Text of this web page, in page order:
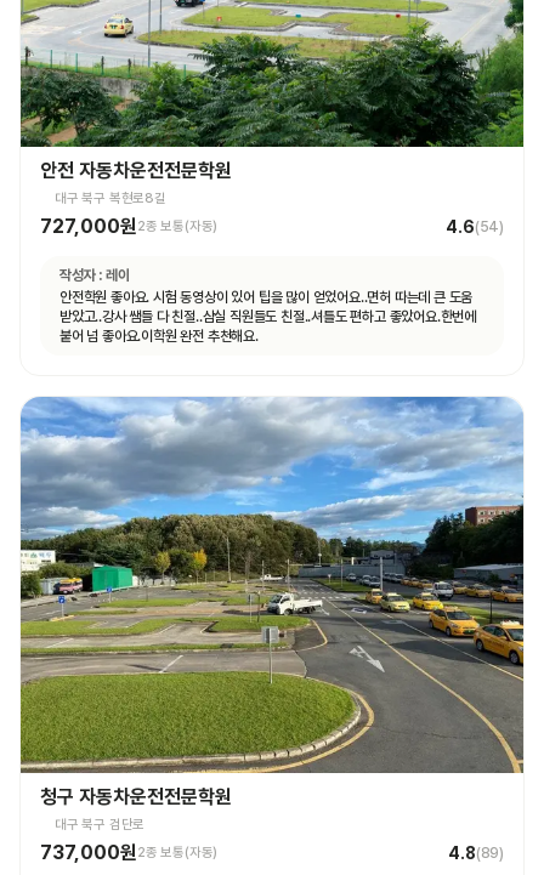
안전 자동차운전전문학원
대구 북구 복현로8길
727,000원 2종 보통(자동) 4.6(54)
작성자 : 레이
안전학원 좋아요. 시험 동영상이 있어 팁을 많이 얻었어요..면허 따는데 큰 도움
받았고..강사 쌤들 다 친절..삼실 직원들도 친절..셔틀도 편하고 좋았어요.한번에
붙어 넘 좋아요.이학원 완전 추천해요.
청구 자동차운전전문학원
대구 북구 검단로
737,000원2종 보통(자동) 4.8(89)